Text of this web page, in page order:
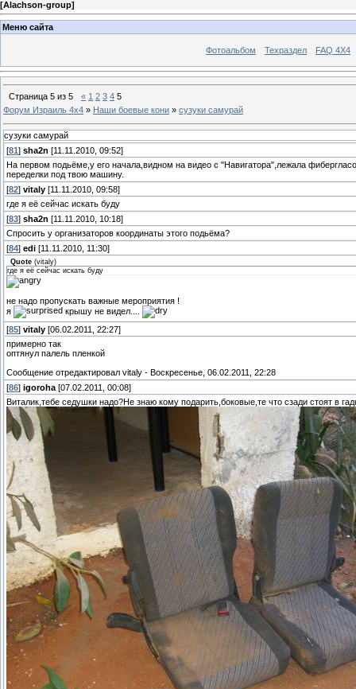
[Alachson-group]
Меню сайта
Фотоальбом Техраздел FAQ 4X4
Страница 5 из 5 « 1 2 3 4 5
Форум Израиль 4х4 » Наши боевые кони » сузуки самурай
сузуки самурай
[81] sha2n [11.11.2010, 09:52]
На первом подьёме,у его начала,видном на видео с "Навигатора",лежала
переделки под твою машину.
[82] vitaly [11.11.2010, 09:58]
где я её сейчас искать буду
[83] sha2n [11.11.2010, 10:18]
Спросить у организаторов координаты этого подьёма?
[84] edi [11.11.2010, 11:30]
Quote (vitaly)
где я её сейчас искать буду
не надо пропускать важные мероприятия !
я
крышу не видел....
[85] vitaly [06.02.2011, 22:27]
примерно так
оптянул палель пленкой
Сообщение отредактировал vitaly - Воскресенье, 06.02.2011, 22:28
[86] igoroha [07.02.2011, 00:08]
Виталик,тебе седушки надо?Не знаю кому подарить,боковые,те что сзади стоят в